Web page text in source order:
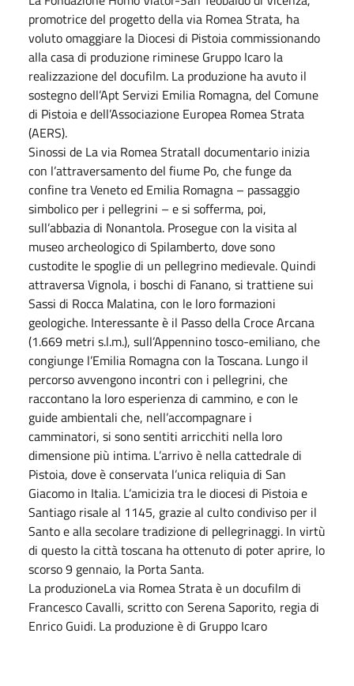
promotrice del progetto della via Romea Strata, ha
voluto omaggiare la Diocesi di Pistoia commissionando
alla casa di produzione riminese Gruppo Icaro la
realizzazione del docufilm. La produzione ha avuto il
sostegno dell’Apt Servizi Emilia Romagna, del Comune
di Pistoia e dell’Associazione Europea Romea Strata
(AERS).
Sinossi de La via Romea StrataIl documentario inizia
con l’attraversamento del fiume Po, che funge da
confine tra Veneto ed Emilia Romagna – passaggio
simbolico per i pellegrini – e si sofferma, poi,
sull’abbazia di Nonantola. Prosegue con la visita al
museo archeologico di Spilamberto, dove sono
custodite le spoglie di un pellegrino medievale. Quindi
attraversa Vignola, i boschi di Fanano, si trattiene sui
Sassi di Rocca Malatina, con le loro formazioni
geologiche. Interessante è il Passo della Croce Arcana
(1.669 metri s.l.m.), sull’Appennino tosco-emiliano, che
congiunge l’Emilia Romagna con la Toscana. Lungo il
percorso avvengono incontri con i pellegrini, che
raccontano la loro esperienza di cammino, e con le
guide ambientali che, nell’accompagnare i
camminatori, si sono sentiti arricchiti nella loro
dimensione più intima. L’arrivo è nella cattedrale di
Pistoia, dove è conservata l’unica reliquia di San
Giacomo in Italia. L’amicizia tra le diocesi di Pistoia e
Santiago risale al 1145, grazie al culto condiviso per il
Santo e alla secolare tradizione di pellegrinaggi. In virtù
di questo la città toscana ha ottenuto di poter aprire, lo
scorso 9 gennaio, la Porta Santa.
La produzioneLa via Romea Strata è un docufilm di
Francesco Cavalli, scritto con Serena Saporito, regia di
Enrico Guidi. La produzione è di Gruppo Icaro